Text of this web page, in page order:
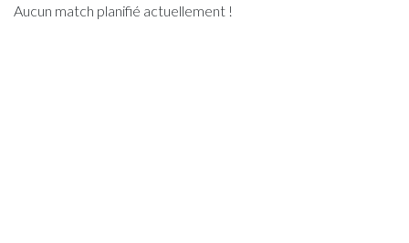
Aucun match planifié actuellement !